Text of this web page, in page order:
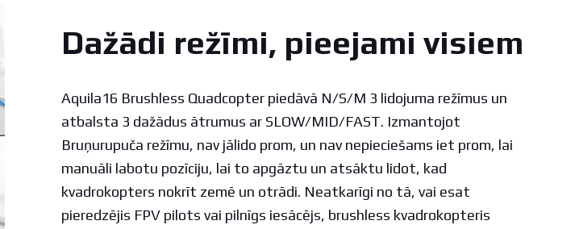
Dažādi režīmi, pieejami visiem
Aquila16 Brushless Quadcopter piedāvā N/S/M 3 lidojuma režīmus un
atbalsta 3 dažādus ātrumus ar SLOW/MID/FAST. Izmantojot
Bruņurupuča režīmu, nav jālido prom, un nav nepieciešams iet prom, lai
manuāli labotu pozīciju, lai to apgāztu un atsāktu lidot, kad
kvadrokopters nokrīt zemē un otrādi. Neatkarīgi no tā, vai esat
pieredzējis FPV pilots vai pilnīgs iesācējs, brushless kvadrokopteris